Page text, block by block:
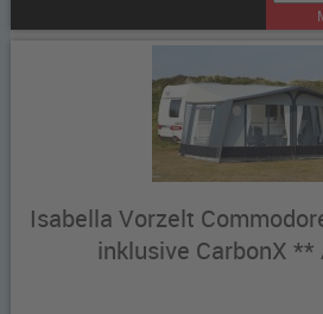
Isabella Vorzelt
inklusive CarbonX **